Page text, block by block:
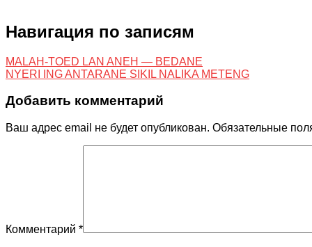
Навигация по записям
MALAH-TOED LAN ANEH — BEDANE
NYERI ING ANTARANE SIKIL NALIKA METENG
Добавить комментарий
Ваш адрес email не будет опубликован. Обязательные
Комментарий *